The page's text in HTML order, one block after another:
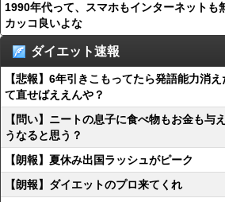
1990年代って、スマホもインターネットも
カッコ良いよな
ダイエット速報
【悲報】6年引きこもってたら発語能力消
て直せばええんや？
【問い】ニートの息子に食べ物もお金も与
うなると思う？
【朗報】夏休み出国ラッシュがピーク
【朗報】ダイエットのプロ来てくれ